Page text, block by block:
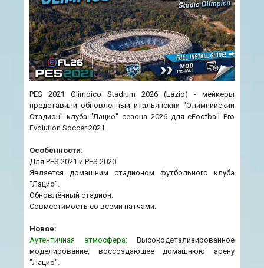
PES 2021 Olimpico Stadium 2026 (Lazio) - мейкеры
представили обновленный итальянский "Олимпийский
Стадион" клуба "Лацио" сезона 2026 для eFootball Pro
Evolution Soccer 2021.
Особенности:
Для PES 2021 и PES 2020
Является домашним стадионом футбольного клуба
"Лацио".
Обновлённый стадион.
Совместимость со всеми патчами.
Новое:
Аутентичная атмосфера: Высокодетализированное
моделирование, воссоздающее домашнюю арену
"Лацио".